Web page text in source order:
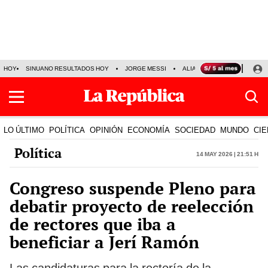
HOY SINUANO RESULTADOS HOY JORGE MESSI ALIANZA LIMA VS SPORT
LO ÚLTIMO POLÍTICA OPINIÓN ECONOMÍA SOCIEDAD MUNDO
Política 14 May 2026 | 21:51 h
Congreso suspende Pleno para
debatir proyecto de reelección
de rectores que iba a
beneficiar a Jerí Ramón